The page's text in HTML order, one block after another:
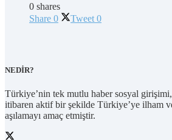
0 shares
Share 0 Tweet 0
NEDİR?
Türkiye’nin tek mutlu haber sosyal
itibaren aktif bir şekilde Türkiye’ye ilham
aşılamayı amaç etmiştir.